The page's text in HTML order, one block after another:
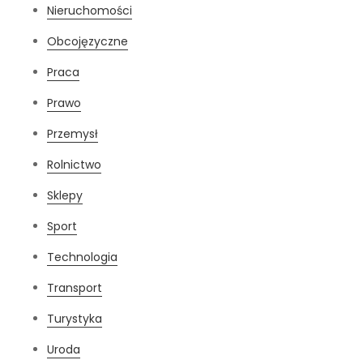
Nieruchomości
Obcojęzyczne
Praca
Prawo
Przemysł
Rolnictwo
Sklepy
Sport
Technologia
Transport
Turystyka
Uroda